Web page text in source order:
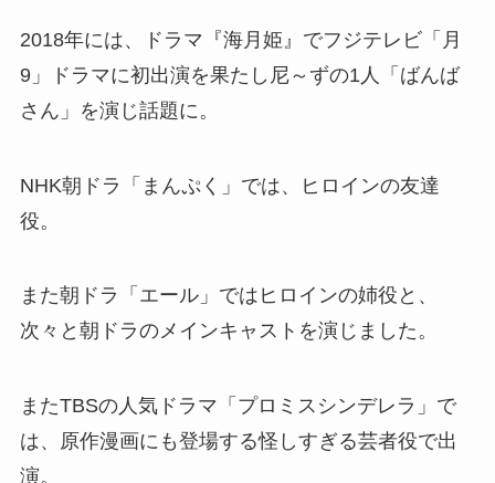
2018年には、ドラマ『海月姫』でフジテレビ「月
9」ドラマに初出演を果たし尼～ずの1人「ばんば
さん」を演じ話題に。
NHK朝ドラ「まんぷく」では、ヒロインの友達
役。
また朝ドラ「エール」ではヒロインの姉役と、
次々と朝ドラのメインキャストを演じました。
またTBSの人気ドラマ「プロミスシンデレラ」で
は、原作漫画にも登場する怪しすぎる芸者役で出
演。